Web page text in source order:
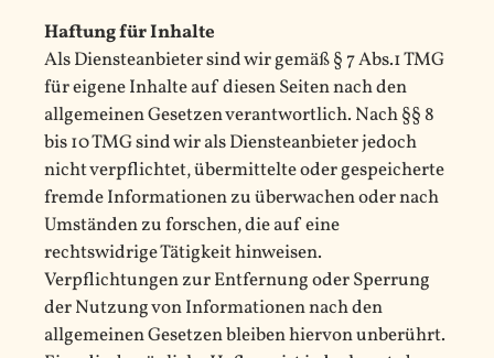
Haftung für Inhalte
Als Diensteanbieter sind wir gemäß § 7 Abs.1 TMG
für eigene Inhalte auf diesen Seiten nach den
allgemeinen Gesetzen verantwortlich. Nach §§ 8
bis 10 TMG sind wir als Diensteanbieter jedoch
nicht verpflichtet, übermittelte oder gespeicherte
fremde Informationen zu überwachen oder nach
Umständen zu forschen, die auf eine
rechtswidrige Tätigkeit hinweisen.
Verpflichtungen zur Entfernung oder Sperrung
der Nutzung von Informationen nach den
allgemeinen Gesetzen bleiben hiervon unberührt.